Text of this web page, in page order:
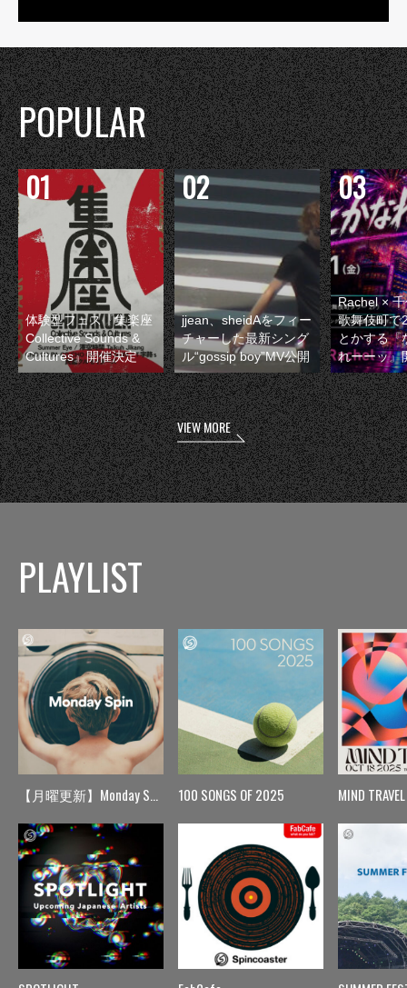
POPULAR
体験型フェス『集楽座
Collective Sounds &
Cultures』開催決定
jjean、sheidAをフィー
チャーした最新シング
ル“gossip boy”MV公開
Rachel ×
歌舞伎町で
とかする『
れーーッ』
VIEW MORE
PLAYLIST
【月曜更新】Monday Spin 100 SONGS OF 2025 MIND TRAVEL